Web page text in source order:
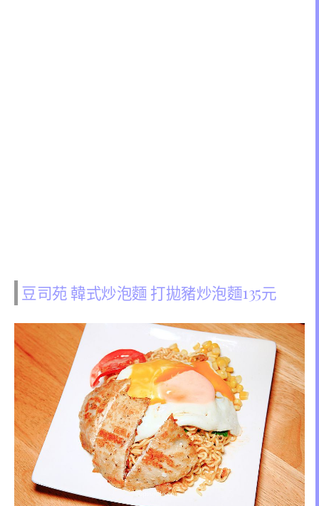
豆司苑 韓式炒泡麵 打拋豬炒泡麵135元